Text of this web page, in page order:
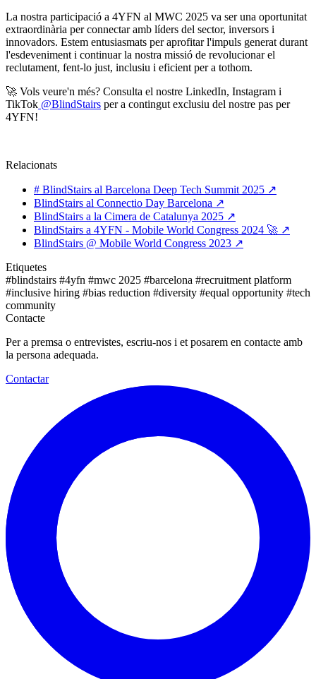
La nostra participació a 4YFN al MWC 2025 va ser una oportunitat
extraordinària per connectar amb líders del sector, inversors i
innovadors. Estem entusiasmats per aprofitar l'impuls generat durant
l'esdeveniment i continuar la nostra missió de revolucionar el
reclutament, fent-lo just, inclusiu i eficient per a tothom.
🚀 Vols veure'n més? Consulta el nostre LinkedIn, Instagram i
TikTok @BlindStairs per a contingut exclusiu del nostre pas per
4YFN!
Relacionats
# BlindStairs al Barcelona Deep Tech Summit 2025 ↗
BlindStairs al Connectio Day Barcelona ↗
BlindStairs a la Cimera de Catalunya 2025 ↗
BlindStairs a 4YFN - Mobile World Congress 2024 🚀 ↗
BlindStairs @ Mobile World Congress 2023 ↗
Etiquetes
#blindstairs #4yfn #mwc 2025 #barcelona #recruitment platform
#inclusive hiring #bias reduction #diversity #equal opportunity #tech
community
Contacte
Per a premsa o entrevistes, escriu-nos i et posarem en contacte amb
la persona adequada.
Contactar